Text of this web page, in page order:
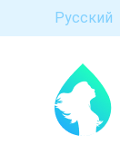
Русский